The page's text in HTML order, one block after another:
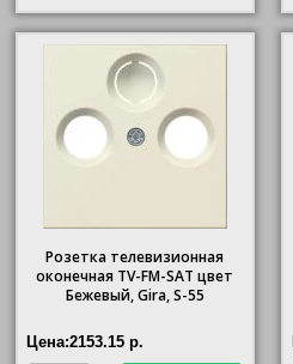
Розетка телевизионная
оконечная ТV-FМ-SАТ цвет
Бежевый, Gira, S-55
Цена:2153.15 р.